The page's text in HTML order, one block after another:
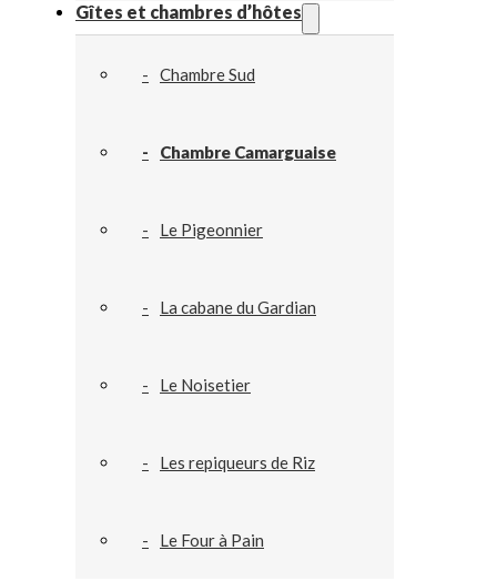
Gîtes et chambres d’hôtes
Chambre Sud
Chambre Camarguaise
Le Pigeonnier
La cabane du Gardian
Le Noisetier
Les repiqueurs de Riz
Le Four à Pain